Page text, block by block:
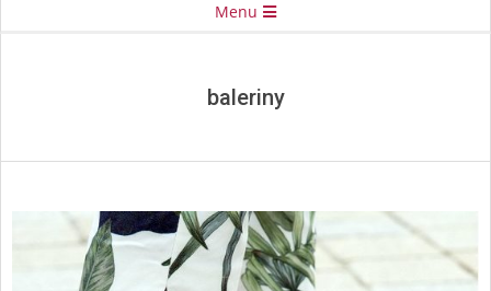
Menu
baleriny